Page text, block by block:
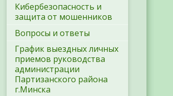
Кибербезопасность и
защита от мошенников
Вопросы и ответы
График выездных личных
приемов руководства
администрации
Партизанского района
г.Минска